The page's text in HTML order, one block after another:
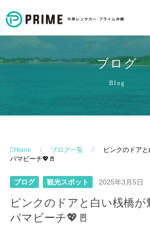
ブログ
Blog
Home / ブログ一覧 /
ピンクのドア
パマビーチ💖🚪
ブログ 観光スポット 2025年3月5日
ピンクのドアと白い桟橋が
パマビーチ💖🚪